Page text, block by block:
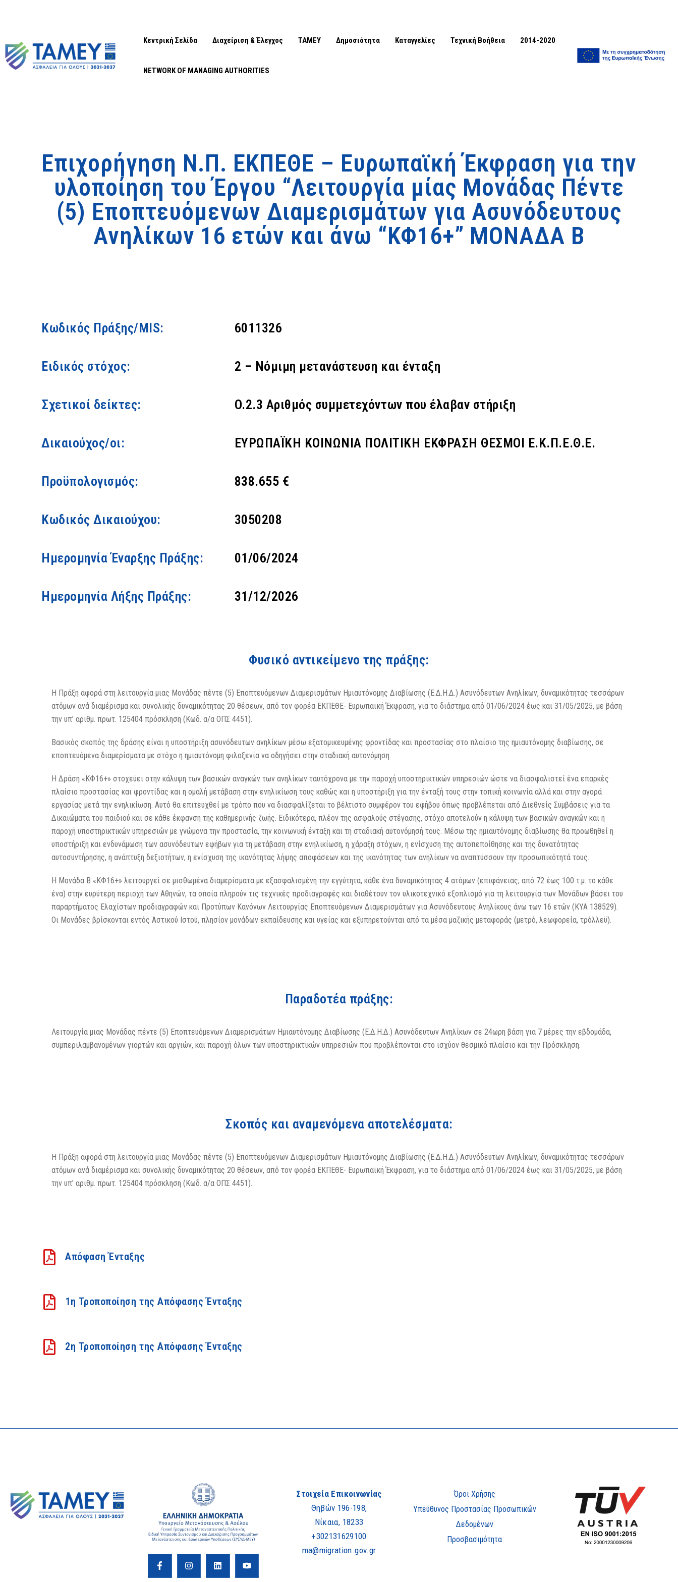
Κεντρική Σελίδα Διαχείριση & Έλεγχος ΤΑΜΕΥ Δημοσιότητα Καταγγελίες Τεχνική Βοήθεια 2014-2020
NETWORK OF MANAGING AUTHORITIES
Επιχορήγηση Ν.Π. ΕΚΠΕΘΕ – Ευρωπαϊκή Έκφραση για την
υλοποίηση του Έργου “Λειτουργία μίας Μονάδας Πέντε
(5) Εποπτευόμενων Διαμερισμάτων για Ασυνόδευτους
Ανηλίκων 16 ετών και άνω “ΚΦ16+” ΜΟΝΑΔΑ Β
Κωδικός Πράξης/MIS: 6011326
Ειδικός στόχος: 2 – Νόμιμη μετανάστευση και ένταξη
Σχετικοί δείκτες: O.2.3 Αριθμός συμμετεχόντων που έλαβαν στήριξη
Δικαιούχος/οι: ΕΥΡΩΠΑΪΚΗ ΚΟΙΝΩΝΙΑ ΠΟΛΙΤΙΚΗ ΕΚΦΡΑΣΗ ΘΕΣΜΟΙ Ε.Κ.Π.Ε.Θ.Ε.
Προϋπολογισμός: 838.655 €
Κωδικός Δικαιούχου: 3050208
Ημερομηνία Έναρξης Πράξης: 01/06/2024
Ημερομηνία Λήξης Πράξης: 31/12/2026
Φυσικό αντικείμενο της πράξης:
Η Πράξη αφορά στη λειτουργία μιας Μονάδας πέντε (5) Εποπτευόμενων Διαμερισμάτων Ημιαυτόνομης Διαβίωσης (Ε.Δ.Η.Δ.) Ασυνόδευτων Ανηλίκων, δυναμικότητας τεσσάρων
ατόμων ανά διαμέρισμα και συνολικής δυναμικότητας 20 θέσεων, από τον φορέα ΕΚΠΕΘΕ- Ευρωπαϊκή Έκφραση, για το διάστημα από 01/06/2024 έως και 31/05/2025, με βάση
την υπ’ αριθμ. πρωτ. 125404 πρόσκληση (Κωδ. α/α ΟΠΣ 4451).
Βασικός σκοπός της δράσης είναι η υποστήριξη ασυνόδευτων ανηλίκων μέσω εξατομικευμένης φροντίδας και προστασίας στο πλαίσιο της ημιαυτόνομης διαβίωσης, σε
εποπτευόμενα διαμερίσματα με στόχο η ημιαυτόνομη φιλοξενία να οδηγήσει στην σταδιακή αυτονόμηση.
Η Δράση «ΚΦ16+» στοχεύει στην κάλυψη των βασικών αναγκών των ανηλίκων ταυτόχρονα με την παροχή υποστηρικτικών υπηρεσιών ώστε να διασφαλιστεί ένα επαρκές
πλαίσιο προστασίας και φροντίδας και η ομαλή μετάβαση στην ενηλικίωση τους καθώς και η υποστήριξη για την ένταξή τους στην τοπική κοινωνία αλλά και στην αγορά
εργασίας μετά την ενηλικίωση. Αυτό θα επιτευχθεί με τρόπο που να διασφαλίζεται το βέλτιστο συμφέρον του εφήβου όπως προβλέπεται από Διεθνείς Συμβάσεις για τα
Δικαιώματα του παιδιού και σε κάθε έκφανση της καθημερινής ζωής. Ειδικότερα, πλέον της ασφαλούς στέγασης, στόχο αποτελούν η κάλυψη των βασικών αναγκών και η
παροχή υποστηρικτικών υπηρεσιών με γνώμονα την προστασία, την κοινωνική ένταξη και τη σταδιακή αυτονόμησή τους. Μέσω της ημιαυτόνομης διαβίωσης θα προωθηθεί η
υποστήριξη και ενδυνάμωση των ασυνόδευτων εφήβων για τη μετάβαση στην ενηλικίωση, η χάραξη στόχων, η ενίσχυση της αυτοπεποίθησης και της δυνατότητας
αυτοσυντήρησης, η ανάπτυξη δεξιοτήτων, η ενίσχυση της ικανότητας λήψης αποφάσεων και της ικανότητας των ανηλίκων να αναπτύσσουν την προσωπικότητά τους.
Η Μονάδα Β «ΚΦ16+» λειτουργεί σε μισθωμένα διαμερίσματα με εξασφαλισμένη την εγγύτητα, κάθε ένα δυναμικότητας 4 ατόμων (επιφάνειας, από 72 έως 100 τ.μ. το κάθε
ένα) στην ευρύτερη περιοχή των Αθηνών, τα οποία πληρούν τις τεχνικές προδιαγραφές και διαθέτουν τον υλικοτεχνικό εξοπλισμό για τη λειτουργία των Μονάδων βάσει του
παραρτήματος Ελαχίστων προδιαγραφών και Προτύπων Κανόνων Λειτουργίας Εποπτευόμενων Διαμερισμάτων για Ασυνόδευτους Ανηλίκους άνω των 16 ετών (ΚΥΑ 138529).
Οι Μονάδες βρίσκονται εντός Αστικού Ιστού, πλησίον μονάδων εκπαίδευσης και υγείας και εξυπηρετούνται από τα μέσα μαζικής μεταφοράς (μετρό, λεωφορεία, τρόλλεϋ).
Παραδοτέα πράξης:
Λειτουργία μιας Μονάδας πέντε (5) Εποπτευόμενων Διαμερισμάτων Ημιαυτόνομης Διαβίωσης (Ε.Δ.Η.Δ.) Ασυνόδευτων Ανηλίκων σε 24ωρη βάση για 7 μέρες την εβδομάδα,
συμπεριλαμβανομένων γιορτών και αργιών, και παροχή όλων των υποστηρικτικών υπηρεσιών που προβλέπονται στο ισχύον θεσμικό πλαίσιο και την Πρόσκληση.
Σκοπός και αναμενόμενα αποτελέσματα:
Η Πράξη αφορά στη λειτουργία μιας Μονάδας πέντε (5) Εποπτευόμενων Διαμερισμάτων Ημιαυτόνομης Διαβίωσης (Ε.Δ.Η.Δ.) Ασυνόδευτων Ανηλίκων, δυναμικότητας τεσσάρων
ατόμων ανά διαμέρισμα και συνολικής δυναμικότητας 20 θέσεων, από τον φορέα ΕΚΠΕΘΕ- Ευρωπαϊκή Έκφραση, για το διάστημα από 01/06/2024 έως και 31/05/2025, με βάση
την υπ’ αριθμ. πρωτ. 125404 πρόσκληση (Κωδ. α/α ΟΠΣ 4451).
Απόφαση Ένταξης
1η Τροποποίηση της Απόφασης Ένταξης
2η Τροποποίηση της Απόφασης Ένταξης
Στοιχεία Επικοινωνίας
Θηβών 196-198,
Νίκαια, 18233
+302131629100
ma@migration.gov.gr
Όροι Χρήσης
Υπεύθυνος Προστασίας Προσωπικών
Δεδομένων
Προσβασιμότητα